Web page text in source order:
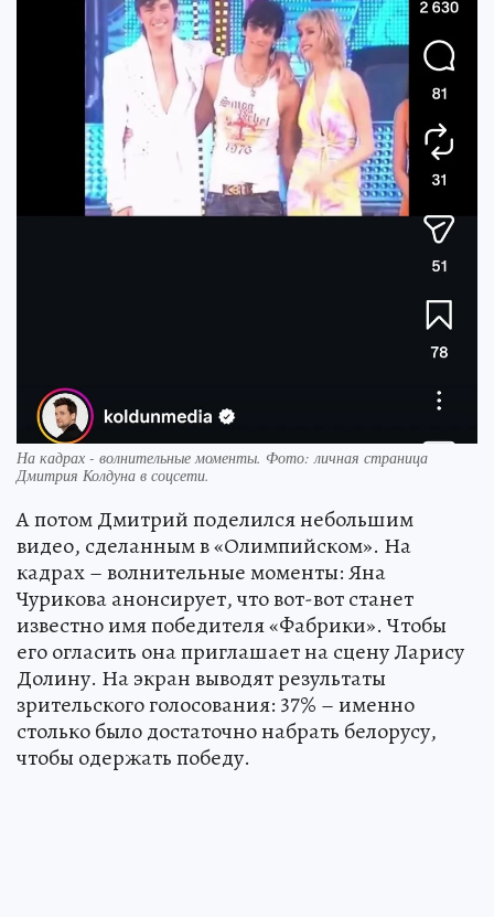
На кадрах - волнительные моменты. Фото: личная страница
Дмитрия Колдуна в соцсети.
А потом Дмитрий поделился небольшим
видео, сделанным в «Олимпийском». На
кадрах – волнительные моменты: Яна
Чурикова анонсирует, что вот-вот станет
известно имя победителя «Фабрики». Чтобы
его огласить она приглашает на сцену Ларису
Долину. На экран выводят результаты
зрительского голосования: 37% – именно
столько было достаточно набрать белорусу,
чтобы одержать победу.